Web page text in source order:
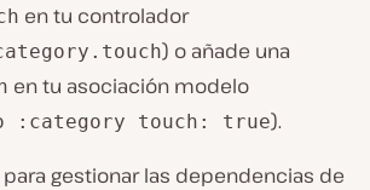
en tu controlador
) o añade una
en tu asociación modelo
:category touch: true).
gestionar las dependencias de